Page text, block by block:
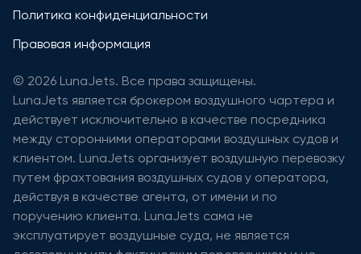
Политика конфиденциальности
Правовая информация
© 2026 LunaJets. Все права защищены.
LunaJets является брокером воздушного чартера и
действует исключительно в качестве посредника
между сторонними операторами воздушных судов и
клиентом. LunaJets организует воздушную перевозку
путем фрахтования воздушных судов у оператора,
действуя в качестве агента, от имени и по
поручению клиента. LunaJets сама не
эксплуатирует воздушные суда, не является